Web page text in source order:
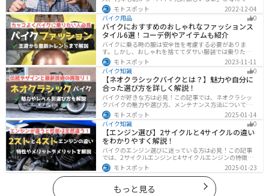
るうちに時間ばかりが経っている人。そんな人々に役立
つ情報を分かりやすくまとめました。バイク免許の種類
や、免許を取るための方法や必要な費用・日数などにつ
いて解説します。
モトスポット
2022-12-04
バイク用品
0
バイクにおすすめのおしゃれなファッションス
タイル6選！コーデ例やアイテムも紹介
バイクに乗る時の服は安全性を考慮する必要がありま
す。しかし、おしゃれを捨ててダサい服装では乗りたく
ないですよね？せっかくならカッコよく風を切って街を
歩きたいもの。この記事では、そんな願いを叶えるた
め、王道から流行ファッションまでバイクに乗るときの
ファッションを解説します。
モトスポット
2023-11-11
バイク知識
0
【ネオクラシックバイクとは？】魅力や自分に
合った選び方を詳しく解説！
バイクが好きな方は必見！この記事では、ネオクラシッ
クバイクの魅力や選び方、メンテナンス方法について解
説しています。実はネオクラシックバイクは、見た目と
機能性の両方を求める人に最適なです。この記事を読め
ば、ネオクラシックバイクの魅力が理解できます。
モトスポット
2025-01-14
バイク知識
0
【エンジン選び】2サイクルと4サイクルの違い
をわかりやすく解説！
バイクのエンジン選びに迷っている方は必見！この記事
では、2サイクルエンジンと4サイクルエンジンの特徴や
メリット、選び方を解説しています。実は、4サイクルエ
ンジンは燃費が良く経済的で扱いやすいため、初心者の
方にはおすすめです。記事を読めば、最適なエンジン選
びのヒントが得られます。
モトスポット 2025-01-23
もっと見る